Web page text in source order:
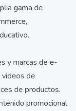
gama de
y marcas de e-
de
de productos.
promocional